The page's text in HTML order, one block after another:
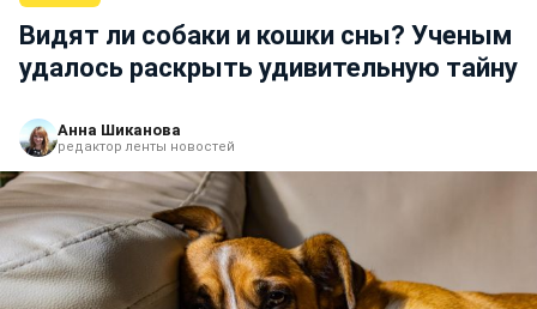
Видят ли собаки и кошки сны? Ученым
удалось раскрыть удивительную тайну
Анна Шиканова
редактор ленты новостей